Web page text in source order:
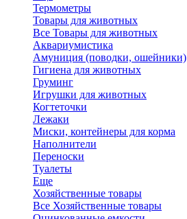
Термометры
Товары для животных
Все Товары для животных
Аквариумистика
Амуниция (поводки, ошейники)
Гигиена для животных
Груминг
Игрушки для животных
Когтеточки
Лежаки
Миски, контейнеры для корма
Наполнители
Переноски
Туалеты
Еще
Хозяйственные товары
Все Хозяйственные товары